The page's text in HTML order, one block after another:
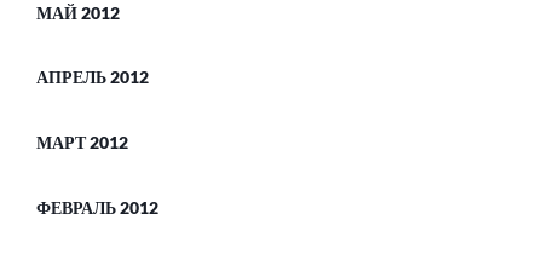
МАЙ 2012
АПРЕЛЬ 2012
МАРТ 2012
ФЕВРАЛЬ 2012